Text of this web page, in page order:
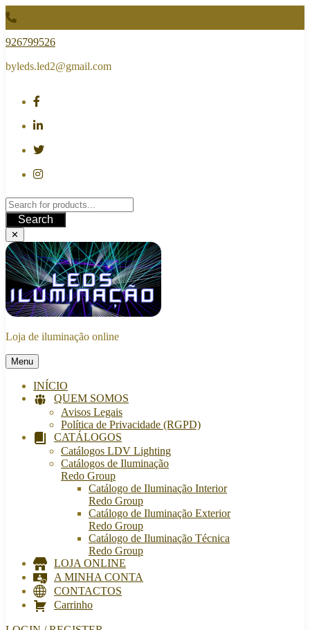
Skip
to
content
926799526
byleds.led2@gmail.com
Search
✕
Loja de iluminação online
Menu
INÍCIO
QUEM SOMOS
Avisos Legais
Política de Privacidade (RGPD)
CATÁLOGOS
Catálogos LDV Lighting
Catálogos de Iluminação
Redo Group
Catálogo de Iluminação Interior
Redo Group
Catálogo de Iluminação Exterior
Redo Group
Catálogo de Iluminação Técnica
Redo Group
LOJA ONLINE
A MINHA CONTA
CONTACTOS
Carrinho